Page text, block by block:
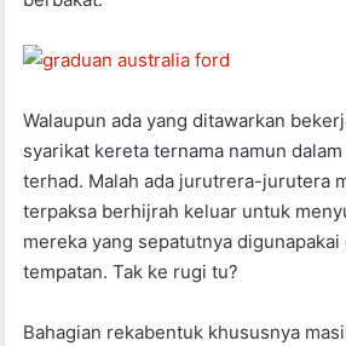
Walaupun ada yang ditawarkan
syarikat kereta ternama namun
terhad. Malah ada jurutrera-jurutera
terpaksa berhijrah keluar untuk
mereka yang sepatutnya
tempatan. Tak ke rugi tu?
Bahagian rekabentuk khususnya